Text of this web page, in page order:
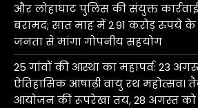
और लोहाघाट पुलिस की संयुक्त
बरामद; सात माह में 2.91 करोड़ रुपये के
जनता से मांगा गोपनीय सहयोग
25 गांवों की आस्था का महापर्व: 23
ऐतिहासिक आषाढ़ी वायु रथ महोत्सव।
आयोजन की रूपरेखा तय, 28 अगस्त को